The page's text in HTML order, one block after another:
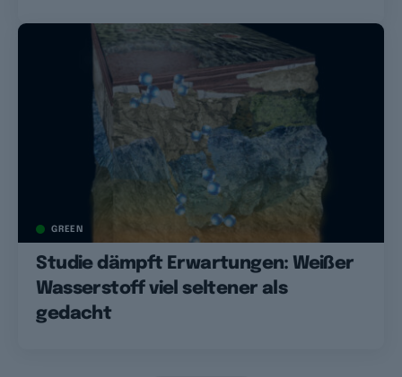
GREEN
Studie dämpft Erwartungen: Weißer
Wasserstoff viel seltener als
gedacht